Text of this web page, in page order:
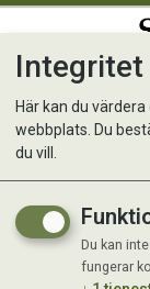
Leksak
Beige L
Nyhet
Integritet
Här kan du
webbplats. Du
du vill.
Du kan
fungerar